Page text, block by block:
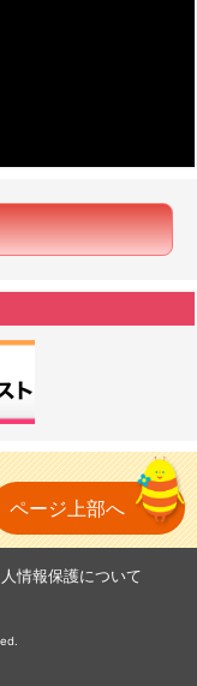
ページ上部へ
情報保護について